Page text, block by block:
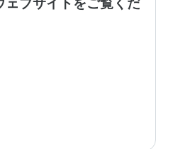
ェブサイトをご覧くだ